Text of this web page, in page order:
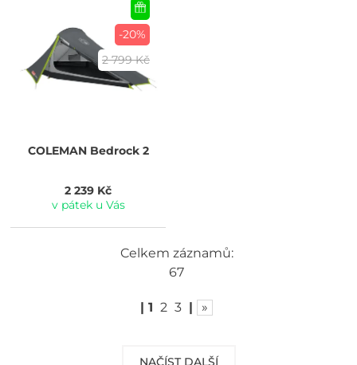
-20%
2 799 Kč
COLEMANBedrock 2
2 239 Kč
v pátek u Vás
NAČÍST DALŠÍ
Celkem záznamů:
67
| 1 2 3 | »